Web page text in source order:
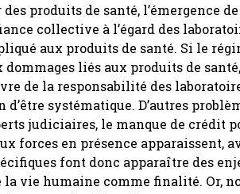
produits de santé, l’émergence
collective à l’égard des
aux produits de santé. Si le
dommages liés aux produits de
de la responsabilité des
systématique. D’autres
judiciaires, le manque de crédit
forces en présence apparaissent,
font donc apparaître des
vie humaine comme finalité. Or,